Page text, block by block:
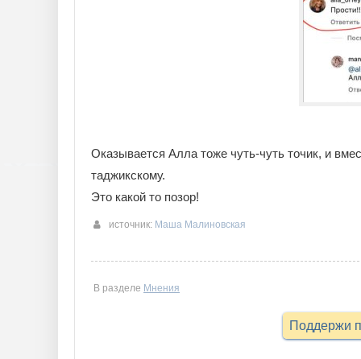
Оказывается Алла тоже чуть-чуть точик, и
таджикскому.
Это какой то позор!
источник: Маша Малиновская
В разделе Мнения
Поддержи